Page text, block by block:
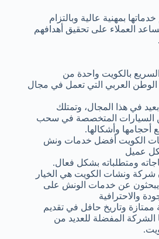
بمهنية عالية وبالتزام
العملاء على تحقيق أهدافهم
بالكويت واحدة من
الوطن العربي التي تعمل في مجال
في هذا المجال، وتمتلك
السيارات المتخصصة في سحب
أحجامها وأشكالها.
الكويت أفضل خدمات ونش
عميل
ومتطلباته بشكل فعال.
شركة ونشات الكويت هي الخيار
يبحثون عن خدمات الونش على
والاحترافية
وتاريخ حافل في تقديم
الشركة المفضلة للعديد من